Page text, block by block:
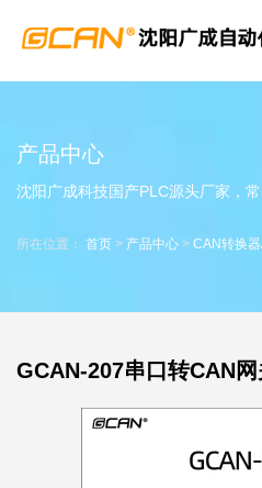
产品中心
沈阳广成科技国产PLC源头厂家，常
所在位置： 首页 > 产品中心 > CAN转换
GCAN-207串口转CAN网